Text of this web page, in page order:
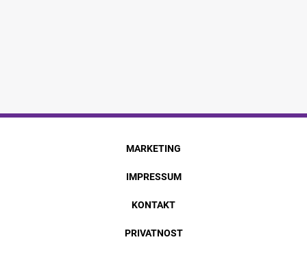
MARKETING
IMPRESSUM
KONTAKT
PRIVATNOST